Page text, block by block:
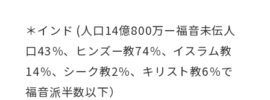
＊インド (人口14億800万ー福音未伝人
口43％、ヒンズー教74％、イスラム教
14％、シーク教2％、キリスト教6％で
福音派半数以下）